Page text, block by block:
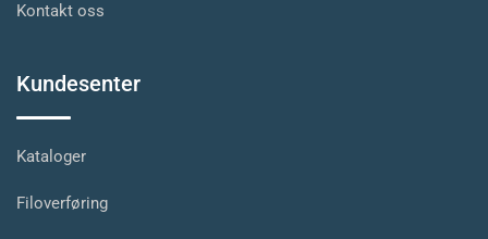
Kontakt oss
Kundesenter
Kataloger
Filoverføring